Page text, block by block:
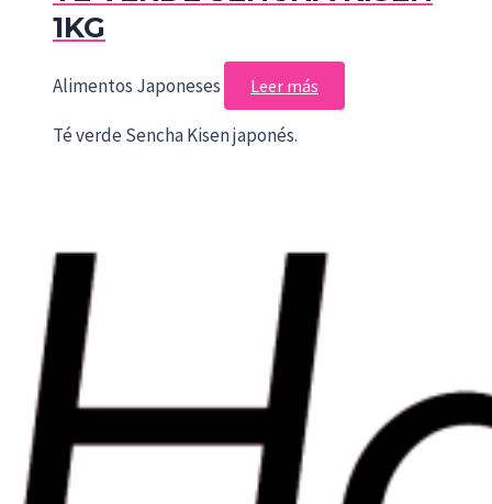
1KG
Alimentos Japoneses Leer más
Té verde Sencha Kisen japonés.